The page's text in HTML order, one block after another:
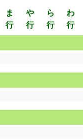
ま
行
や
行
ら
行
わ
行